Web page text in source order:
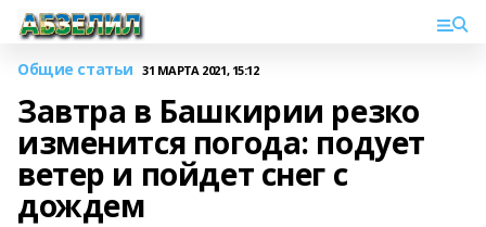
Общие статьи 31 МАРТА 2021, 15:12
Завтра в Башкирии резко
изменится погода: подует
ветер и пойдет снег с
дождем